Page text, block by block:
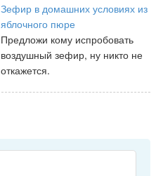
Зефир в домашних условиях из
яблочного пюре
Предложи кому испробовать
воздушный зефир, ну никто не
откажется.